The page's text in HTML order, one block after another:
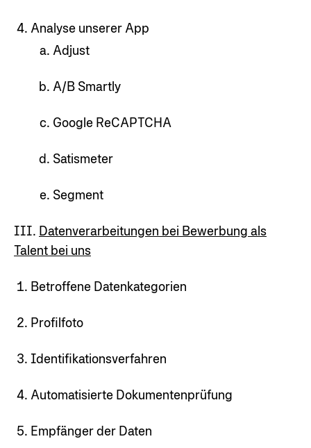
Analyse unserer App
Adjust
A/B Smartly
Google ReCAPTCHA
Satismeter
Segment
III. Datenverarbeitungen bei Bewerbung als
Talent bei uns
Betroffene Datenkategorien
Profilfoto
Identifikationsverfahren
Automatisierte Dokumentenprüfung
Empfänger der Daten